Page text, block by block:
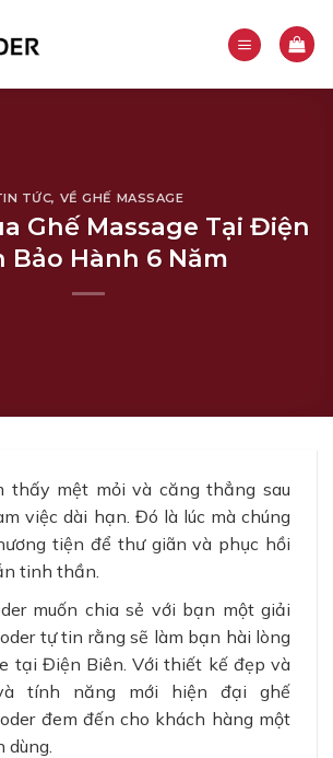
TỨC, VỀ GHẾ MASSAGE
Ghế Massage Tại Điện
Bảo Hành 6 Năm
thấy mệt mỏi và căng thẳng sau
việc dài hạn. Đó là lúc mà chúng
tiện để thư giãn và phục hồi
tinh thần.
muốn chia sẻ với bạn một giải
tự tin rằng sẽ làm bạn hài lòng
tại Điện Biên. Với thiết kế đẹp và
tính năng mới hiện đại ghế
đem đến cho khách hàng một
dùng.